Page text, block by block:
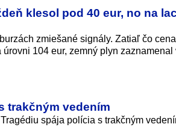
klesol pod 40 eur, no na
zmiešané signály. Zatiaľ čo
104 eur, zemný plyn zaznamenal
trakčným vedením
spája polícia s trakčným